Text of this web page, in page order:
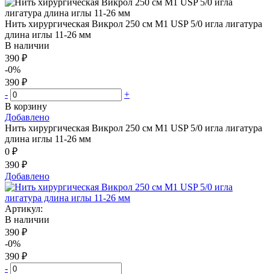
Нить хирургическая Викрол 250 см М1 USP 5/0 игла лигатура
длина иглы 11-26 мм
В наличии
390 ₽
-0%
390 ₽
-
+
В корзину
Добавлено
Нить хирургическая Викрол 250 см М1 USP 5/0 игла лигатура
длина иглы 11-26 мм
0 ₽
390 ₽
Добавлено
Артикул:
В наличии
390 ₽
-0%
390 ₽
-